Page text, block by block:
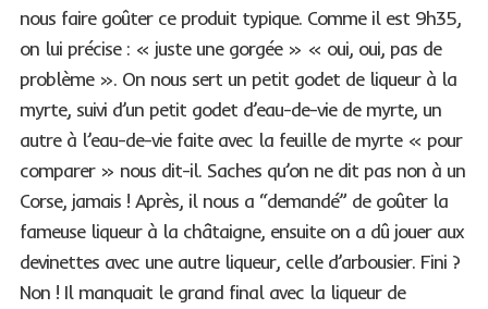
nous faire goûter ce produit typique. Comme il est 9h35,
on lui précise : « juste une gorgée » « oui, oui, pas de
problème ». On nous sert un petit godet de liqueur à la
myrte, suivi d’un petit godet d’eau-de-vie de myrte, un
autre à l’eau-de-vie faite avec la feuille de myrte « pour
comparer » nous dit-il. Saches qu’on ne dit pas non à un
Corse, jamais ! Après, il nous a “demandé” de goûter la
fameuse liqueur à la châtaigne, ensuite on a dû jouer aux
devinettes avec une autre liqueur, celle d’arbousier. Fini ?
Non ! Il manquait le grand final avec la liqueur de